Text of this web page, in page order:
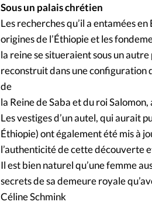
Sous un palais chrétien
Les recherches qu’il a entamées
origines de l’Éthiopie et les
la reine se situeraient sous un
reconstruit dans une configuration
de
la Reine de Saba et du roi
Les vestiges d’un autel, qui aurait
Éthiopie) ont également été mis à
l’authenticité de cette découverte
Il est bien naturel qu’une femme
secrets de sa demeure royale
Céline Schmink